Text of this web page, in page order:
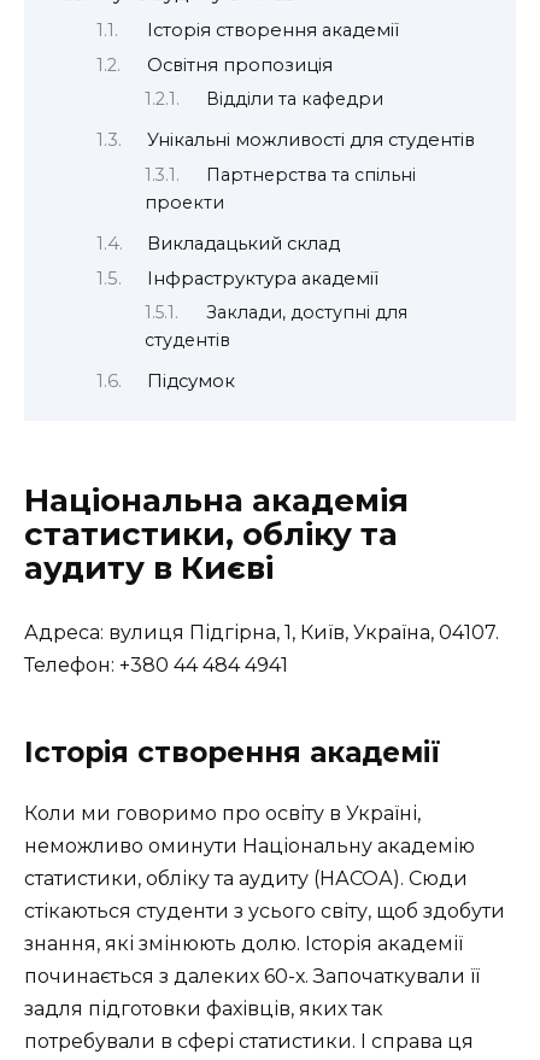
Історія створення академії
Освітня пропозиція
Відділи та кафедри
Унікальні можливості для студентів
Партнерства та спільні
проекти
Викладацький склад
Інфраструктура академії
Заклади, доступні для
студентів
Підсумок
Національна академія
статистики, обліку та
аудиту в Києві
Адреса: вулиця Підгірна, 1, Київ, Україна, 04107.
Телефон: +380 44 484 4941
Історія створення академії
Коли ми говоримо про освіту в Україні,
неможливо оминути Національну академію
статистики, обліку та аудиту (НАСОА). Сюди
стікаються студенти з усього світу, щоб здобути
знання, які змінюють долю. Історія академії
починається з далеких 60-х. Започаткували її
задля підготовки фахівців, яких так
потребували в сфері статистики. І справа ця